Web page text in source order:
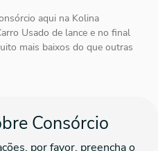
aqui na Kolina
Usado de lance e no final
mais baixos do que outras
Consórcio
por favor, preencha o